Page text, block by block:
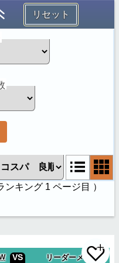
リセット
ンキング 1 ページ目 ）
VS
リーダーメディア